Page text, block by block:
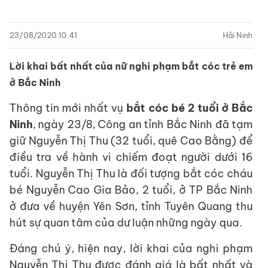
23/08/2020 10:41 Hải Ninh
Lời khai bất nhất của nữ nghi phạm bắt cóc trẻ em
ở Bắc Ninh
Thông tin mới nhất vụ bắt cóc bé 2 tuổi ở Bắc
Ninh, ngày 23/8, Công an tỉnh Bắc Ninh đã tạm
giữ Nguyễn Thị Thu (32 tuổi, quê Cao Bằng) để
điều tra về hành vi chiếm đoạt người dưới 16
tuổi. Nguyễn Thị Thu là đối tượng bắt cóc cháu
bé Nguyễn Cao Gia Bảo, 2 tuổi, ở TP Bắc Ninh
ở đưa về huyện Yên Sơn, tỉnh Tuyên Quang thu
hút sự quan tâm của dư luận những ngày qua.
Đáng chú ý, hiện nay, lời khai của nghi phạm
Nguyễn Thị Thu được đánh giá là bất nhất và